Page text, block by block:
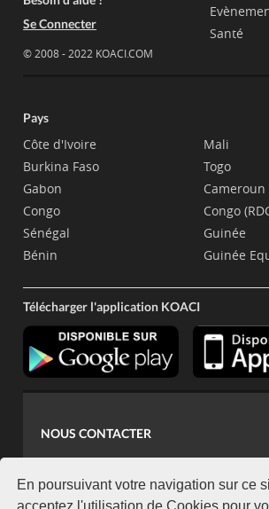
En poursuivant votre navigation sur ce
acceptez l'utilisation de Cookies pour
Se Connecter
© 2008 - 2022 KOACI.COM
Santé
Pays
Côte d'Ivoire
Burkina Faso
Gabon
Congo
Sénégal
Bénin
Mali
Togo
Cameroun
Congo
Guinée
Guinée
Télécharger l'application KOACI
NOUS CONTACTER
koaci@yahoo.fr